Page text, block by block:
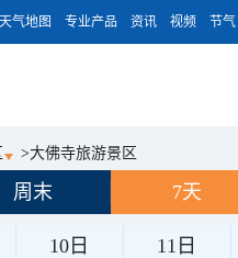
天气地图 专业产品 资讯 视频 节气
>大佛寺旅游景区
周末 7天
10日 11日